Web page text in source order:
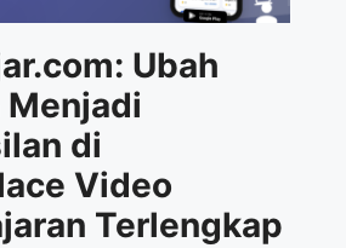
Ubah
Menjadi
di
Video
Terlengkap